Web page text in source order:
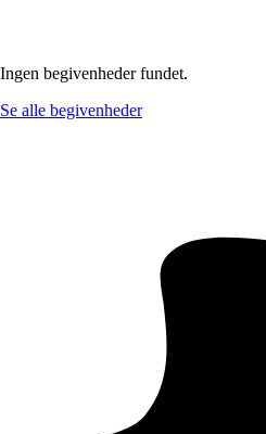
Ingen begivenheder fundet.
Se alle begivenheder